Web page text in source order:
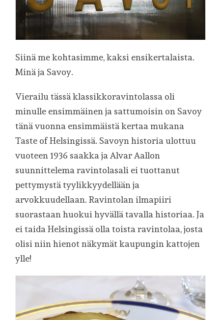
Siinä me kohtasimme, kaksi ensikertalaista.
Minä ja Savoy.
Vierailu tässä klassikkoravintolassa oli
minulle ensimmäinen ja sattumoisin on Savoy
tänä vuonna ensimmäistä kertaa mukana
Taste of Helsingissä. Savoyn historia ulottuu
vuoteen 1936 saakka ja Alvar Aallon
suunnittelema ravintolasali ei tuottanut
pettymystä tyylikkyydellään ja
arvokkuudellaan. Ravintolan ilmapiiri
suorastaan huokui hyvällä tavalla historiaa. Ja
ei taida Helsingissä olla toista ravintolaa, josta
olisi niin hienot näkymät kaupungin kattojen
ylle!